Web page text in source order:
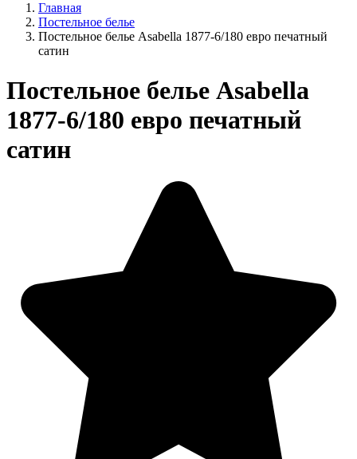
Главная
Постельное белье
Постельное белье Asabella 1877-6/180 евро печатный
сатин
Постельное белье Asabella
1877-6/180 евро печатный
сатин